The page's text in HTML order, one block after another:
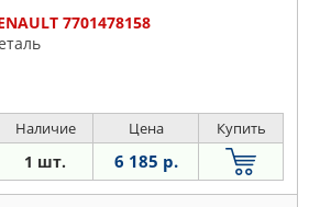
7701478158
Наличие Цена Купить
1 шт. 6 185 р.